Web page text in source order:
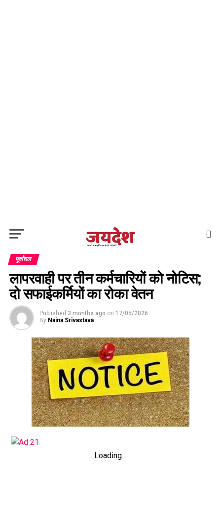
पूर्वांचल
लापरवाही पर तीन कर्मचारियों को नोटिस;
दो सफाईकर्मियों का रोका वेतन
Published 3 months ago on 17/05/2026
By Naina Srivastava
Loading...